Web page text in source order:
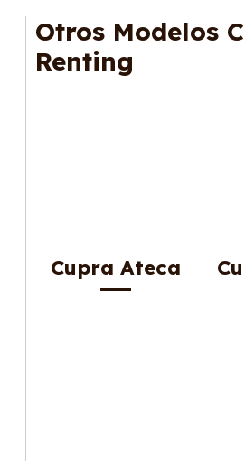
gusta cambiar de coche
Otros Modelos
Renting
Cupra Ateca